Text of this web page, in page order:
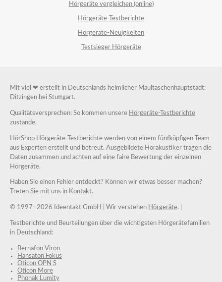
Hörgeräte vergleichen (online)
Hörgeräte-Testberichte
Hörgeräte-Neuigkeiten
Testsieger Hörgeräte
Mit viel ❤ erstellt in Deutschlands heimlicher Maultaschenhauptstadt:
Ditzingen bei Stuttgart.
Qualitätsversprechen: So kommen unsere Hörgeräte-Testberichte
zustande.
HörShop Hörgeräte-Testberichte werden von einem fünfköpfigen Team
aus Experten erstellt und betreut. Ausgebildete Hörakustiker tragen die
Daten zusammen und achten auf eine faire Bewertung der einzelnen
Hörgeräte.
Haben Sie einen Fehler entdeckt? Können wir etwas besser machen?
Treten Sie mit uns in Kontakt.
© 1997- 2026 Ideentakt GmbH | Wir verstehen Hörgeräte. |
Testberichte und Beurteilungen über die wichtigsten Hörgerätefamilien
in Deutschland:
Bernafon Viron
Hansaton Fokus
Oticon OPN S
Oticon More
Phonak Lumity